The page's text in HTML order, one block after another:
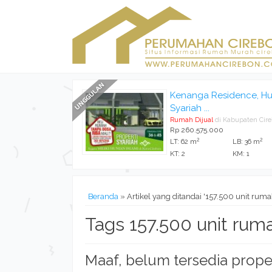
Kenanga Residence,
Syariah ...
Rumah Dijual di Kabupaten
Rp 260.575.000
LT: 62 m2 LB: 36 m2
KT: 2 KM: 1
Beranda » Artikel yang ditandai '157.500 unit
Tags 157.500 unit
Maaf, belum tersedia